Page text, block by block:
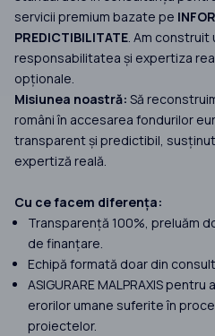
servicii premium bazate pe
PREDICTIBILITATE. Am construit
responsabilitatea și expertiza
opționale.
Misiunea noastră: Să
români în accesarea fondurilor
transparent și predictibil,
expertiză reală.
Cu ce facem diferența:
Transparență 100%, preluăm
de finanțare.
Echipă formată doar din
ASIGURARE MALPRAXIS
erorilor umane suferite în
proiectelor.